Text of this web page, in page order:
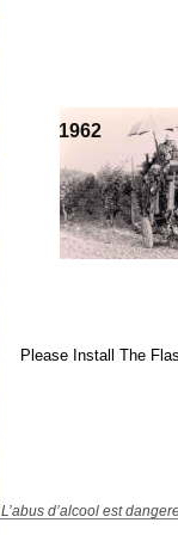
1962
L’abus d’alcool est
Please Install The